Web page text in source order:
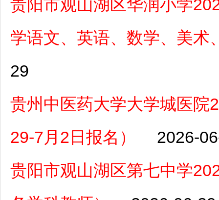
贵阳市观山湖区华润小学
学语文、英语、数学、美术
29
贵州中医药大学大学城医院
29-7月2日报名）
2026-
贵阳市观山湖区第七中学